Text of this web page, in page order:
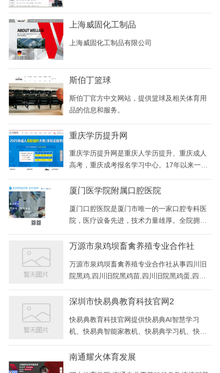
上海威固化工制品
上海威固化工制品有限公司
斯伯丁篮球
斯伯丁官方中文网站，提供篮球及相关体育用
品的信息和服务。
重庆学历提升网
重庆学历提升网是重庆人学历提升、重庆成人
高考，重庆成考报名学习中心。17年以来一直
升的学员一致好评。
厦门医学院附属口腔医院
厦门口腔医院是厦门市唯一的一家口腔专科医
院，医疗设备先进，技术力量雄厚。全院拥有
进口口腔综合治疗机100余台，职工总人数180
余人人，其中研究生以...
万源市泉鸡坝畜禽养殖专业合作社
万源市泉鸡坝畜禽养殖专业合作社从事四川旧
院黑鸡,四川旧院黑鸡苗,四川旧院黑鸡蛋,四川
话：.
深圳市快易典教育科技官网2
快易典教育科技官网提供快易典AI智慧学习
机、快易典智能家教机、快易典学习机、快易
读笔、奇米儿童早教电脑、数学认知与思维训
南通耀火体育发展